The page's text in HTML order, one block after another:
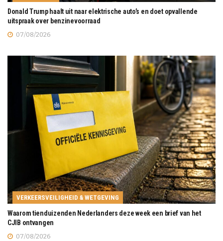
Donald Trump haalt uit naar elektrische auto’s en doet opvallende
uitspraak over benzinevoorraad
07/08/2026
VERKEERSVEILIGHEID & WETGEVING
Waarom tienduizenden Nederlanders deze week een brief van het
CJIB ontvangen
07/08/2026